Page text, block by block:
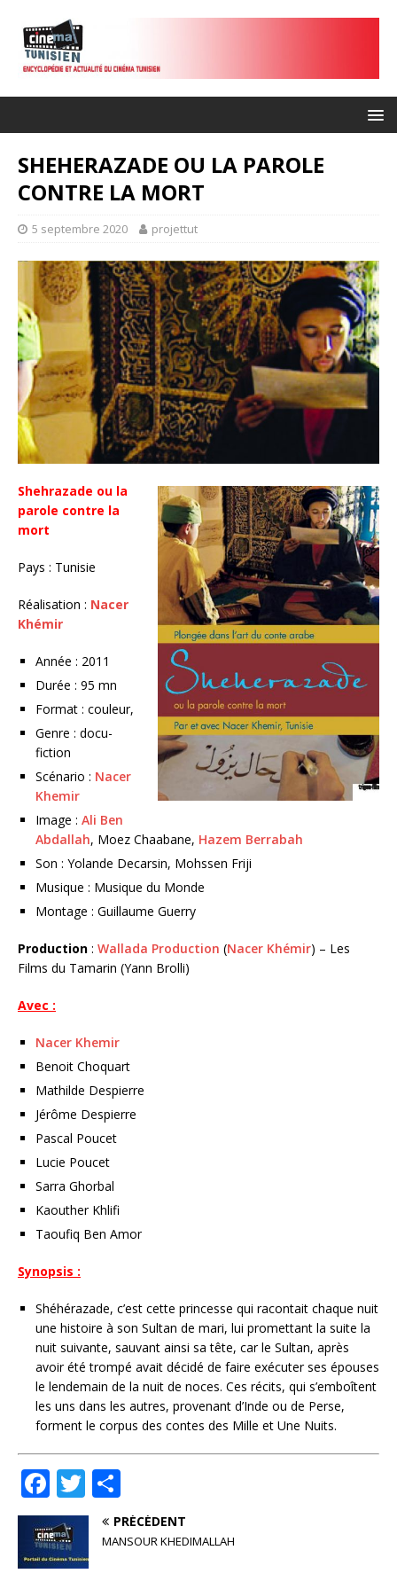
SHEHERAZADE OU LA PAROLE
CONTRE LA MORT
5 septembre 2020 projettut
Shehrazade ou la
parole contre la
mort
Pays : Tunisie
Réalisation : Nacer
Khémir
Année : 2011
Durée : 95 mn
Format : couleur,
Genre : docu-
fiction
Scénario : Nacer
Khemir
Image : Ali Ben
Abdallah, Moez Chaabane, Hazem Berrabah
Son : Yolande Decarsin, Mohssen Friji
Musique : Musique du Monde
Montage : Guillaume Guerry
Production : Wallada Production (Nacer Khémir) – Les
Films du Tamarin (Yann Brolli)
Avec :
Nacer Khemir
Benoit Choquart
Mathilde Despierre
Jérôme Despierre
Pascal Poucet
Lucie Poucet
Sarra Ghorbal
Kaouther Khlifi
Taoufiq Ben Amor
Synopsis :
Shéhérazade, c’est cette princesse qui racontait chaque nuit
une histoire à son Sultan de mari, lui promettant la suite la
nuit suivante, sauvant ainsi sa tête, car le Sultan, après
avoir été trompé avait décidé de faire exécuter ses épouses
le lendemain de la nuit de noces. Ces récits, qui s’emboîtent
les uns dans les autres, provenant d’Inde ou de Perse,
forment le corpus des contes des Mille et Une Nuits.
F
a
c
e
T
w
it
te
ar
ta
PRÉCÉDENT
MANSOUR KHEDIMALLAH